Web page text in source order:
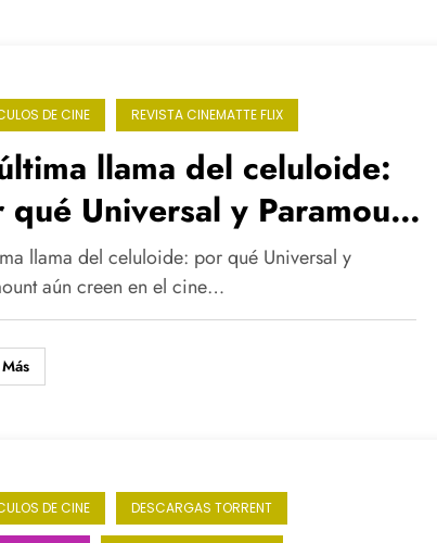
DE CINE REVISTA CINEMATTE FLIX
llama del celuloide:
Universal y Paramount
creen en el cine
llama del celuloide: por qué Universal y
aún creen en el cine…
DE CINE DESCARGAS TORRENT